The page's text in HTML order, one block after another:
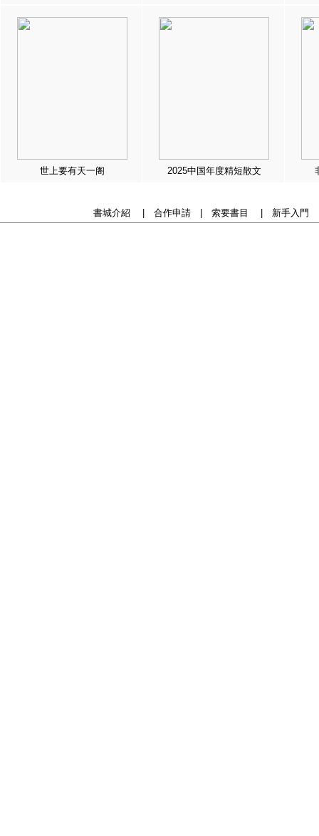
世上要有天一阁 2025中国年度精短散文
書城介紹 合作申請| 索要書目 新手入門